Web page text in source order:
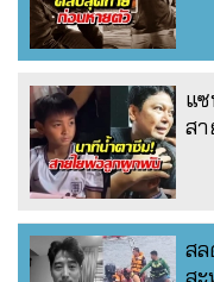
แ
ส
ส
ส